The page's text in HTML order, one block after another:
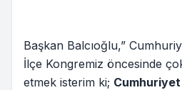
Başkan Balcıoğlu,”
İlçe Kongremiz öncesinde
etmek isterim ki; Cumhuriyet